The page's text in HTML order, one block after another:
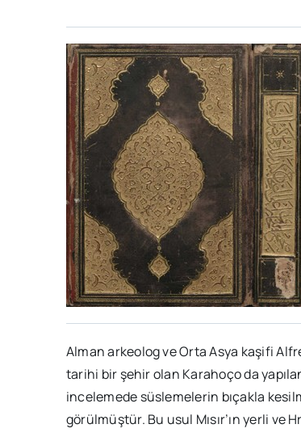
Alman arkeolog ve Orta Asya kaşifi
tarihi bir şehir olan Karahoço da
incelemede süslemelerin bıçakla
görülmüştür. Bu usul Mısır’ın yerli